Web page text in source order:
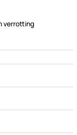
verrotting